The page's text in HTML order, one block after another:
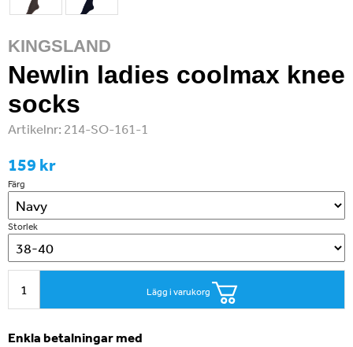
KINGSLAND
Newlin ladies coolmax knee
socks
Artikelnr: 214-SO-161-1
159 kr
Färg
Storlek
Lägg i varukorg
Enkla betalningar med